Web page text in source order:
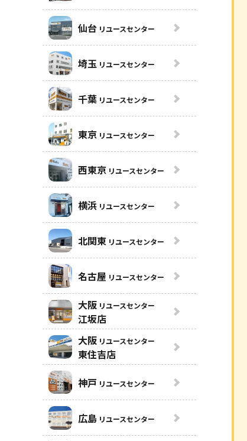
仙台 リユースセンター
埼玉 リユースセンター
千葉 リユースセンター
東京 リユースセンター
西東京 リユースセンター
横浜 リユースセンター
北関東 リユースセンター
名古屋 リユースセンター
大阪 リユースセンター
江坂店
大阪 リユースセンター
東住吉店
神戸 リユースセンター
広島 リユースセンター